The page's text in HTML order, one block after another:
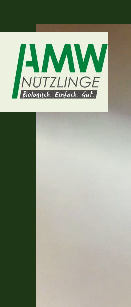
Video-
Player